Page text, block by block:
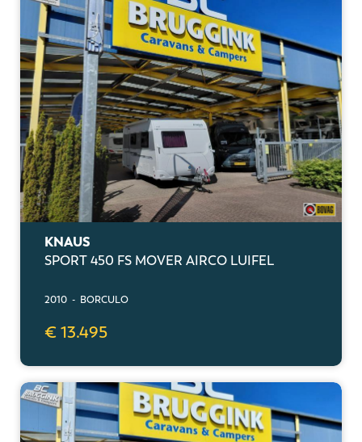
KNAUS
SPORT 450 FS MOVER AIRCO LUIFEL
2010 - BORCULO
€ 13.495